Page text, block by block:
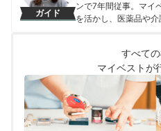
ガイド
ンで7年間従事。マイ
を活かし、医薬品や
奥冨舞のプロフィ
すべて
マイベストが